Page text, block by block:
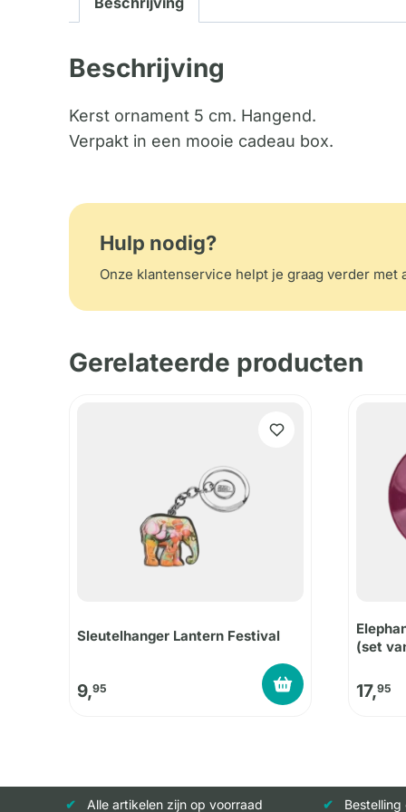
Beschrijving
Kerst ornament 5 cm. Hangend.
Verpakt in een mooie cadeau box.
Hulp nodig?
Onze klantenservice helpt je graag verder met
Gerelateerde producten
Sleutelhanger Lantern Festival
9,95
(set
17,95
Alle artikelen zijn op voorraad